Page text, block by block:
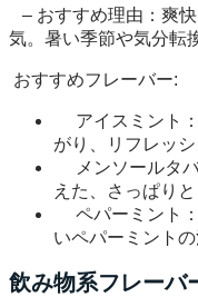
– おすすめ理由：爽
気。暑い季節や気分転
おすすめフレーバー:
アイスミント：
がり、リフレッシ
メンソールタバ
えた、さっぱり
ペパーミント：
いペパーミント
飲み物系フレーバ